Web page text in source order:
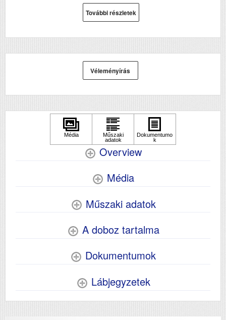
További részletek
Véleményírás
Overview
Média
Műszaki adatok
A doboz tartalma
Dokumentumok
Lábjegyzetek